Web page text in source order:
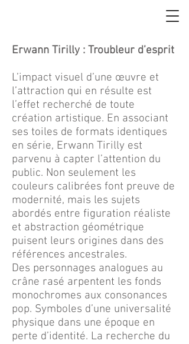
Erwann Tirilly : Troubleur d’esprit
L’impact visuel d’une œuvre et
l’attraction qui en résulte est
l’effet recherché de toute
création artistique. En associant
ses toiles de formats identiques
en série, Erwann Tirilly est
parvenu à capter l’attention du
public. Non seulement les
couleurs calibrées font preuve de
modernité, mais les sujets
abordés entre figuration réaliste
et abstraction géométrique
puisent leurs origines dans des
références ancestrales.
Des personnages analogues au
crâne rasé arpentent les fonds
monochromes aux consonances
pop. Symboles d’une universalité
physique dans une époque en
perte d’identité. La recherche du